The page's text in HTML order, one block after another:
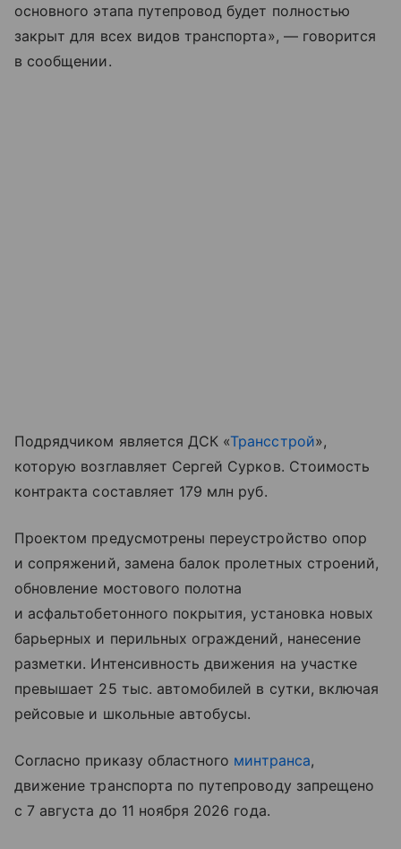
основного этапа путепровод будет полностью
закрыт для всех видов транспорта», — говорится
в сообщении.
Подрядчиком является ДСК «Трансстрой»,
которую возглавляет Сергей Сурков. Стоимость
контракта составляет 179 млн руб.
Проектом предусмотрены переустройство опор
и сопряжений, замена балок пролетных строений,
обновление мостового полотна
и асфальтобетонного покрытия, установка новых
барьерных и перильных ограждений, нанесение
разметки. Интенсивность движения на участке
превышает 25 тыс. автомобилей в сутки, включая
рейсовые и школьные автобусы.
Согласно приказу областного минтранса,
движение транспорта по путепроводу запрещено
с 7 августа до 11 ноября 2026 года.